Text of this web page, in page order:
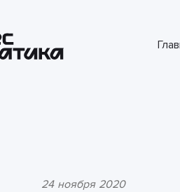
24 ноября 2020